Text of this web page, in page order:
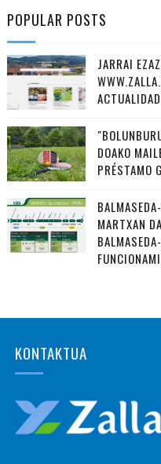
POPULAR POSTS
JARRAI
DOAKO
PRÉSTAMO
MARTXAN
KONTAKTUA